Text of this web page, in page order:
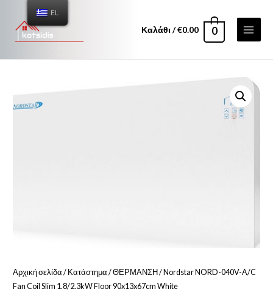
Καλάθι /€0.00 0
Αρχική σελίδα / Κατάστημα /ΘΕΡΜΑΝΣΗ/ Nordstar NORD-040V-A/C
Fan Coil Slim 1.8/2.3kW Floor 90x13x67cm White
EL